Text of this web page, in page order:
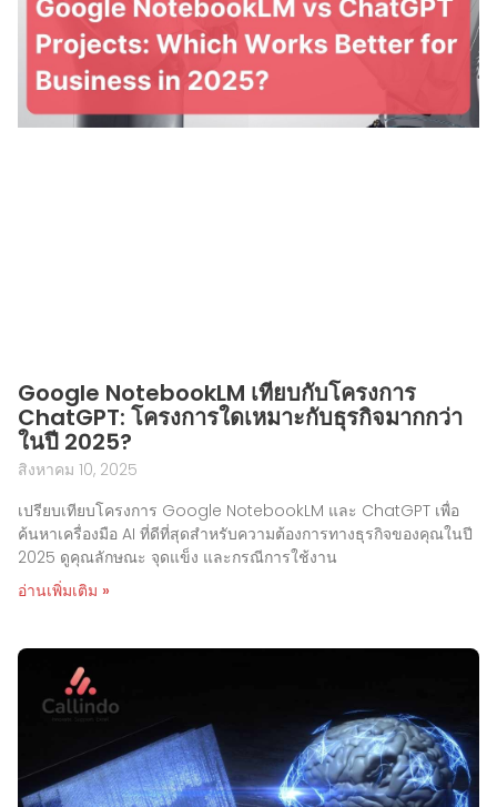
Google NotebookLM เทียบกับโครงการ
ChatGPT: โครงการใดเหมาะกับธุรกิจมากกว่า
ในปี 2025?
สิงหาคม 10, 2025
เปรียบเทียบโครงการ Google NotebookLM และ ChatGPT เพื่อ
ค้นหาเครื่องมือ AI ที่ดีที่สุดสำหรับความต้องการทางธุรกิจของคุณในปี
2025 ดูคุณลักษณะ จุดแข็ง และกรณีการใช้งาน
อ่านเพิ่มเติม »